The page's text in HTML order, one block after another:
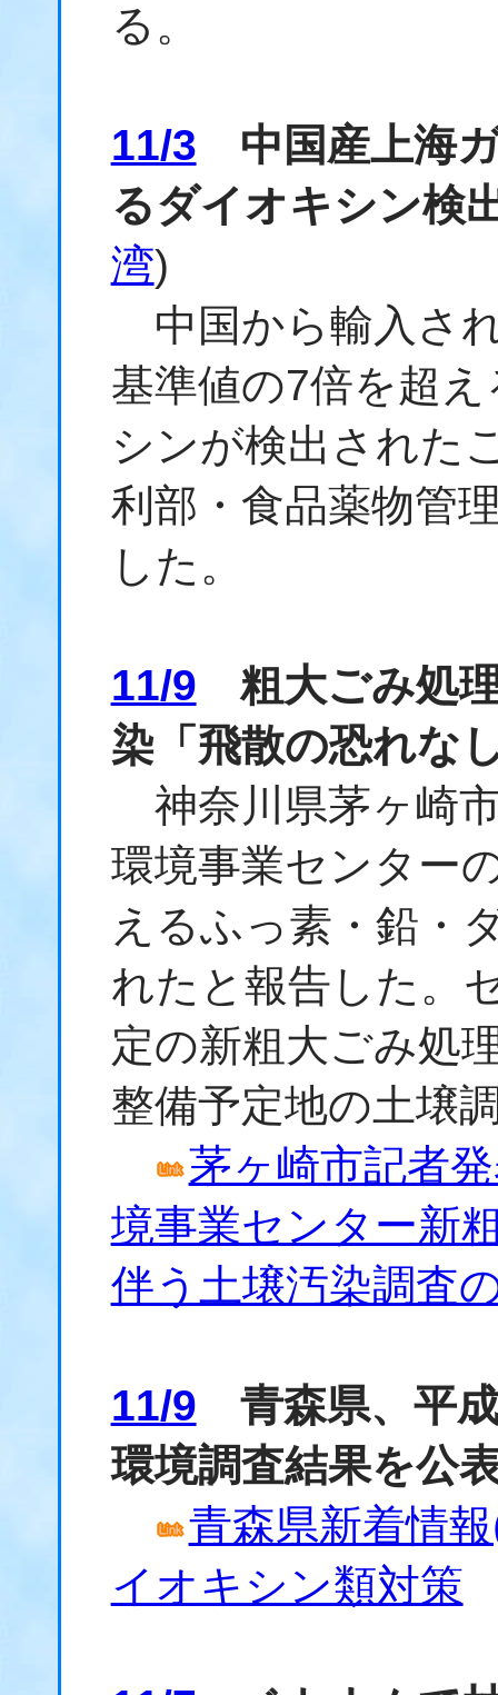
る。
11/3 中国産上海
るダイオキシン検
湾)
中国から輸入さ
基準値の7倍を超
シンが検出された
利部・食品薬物管
した。
11/9 粗大ごみ処
染「飛散の恐れな
神奈川県茅ヶ崎
環境事業センター
えるふっ素・鉛・
れたと報告した。
定の新粗大ごみ処
整備予定地の土壌
茅ヶ崎市記者
境事業センター新
伴う土壌汚染調査
11/9 青森県、平
環境調査結果を公
青森県新着情
イオキシン類対策